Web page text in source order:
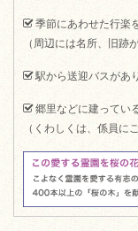
季節にあわせた行楽
（周辺には名所、旧跡
駅から送迎バスがあ
郷里などに建ってい
（くわしくは、係員に